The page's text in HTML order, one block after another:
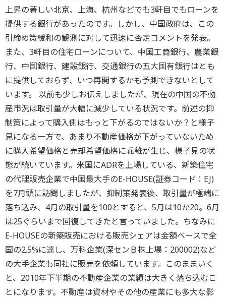
上昇の著しい北京、上海、杭州などでも3軒目でもローンを
提供する銀行があったのです。しかし、中国政府は、この
引締め策緩和の観測に対して迅速に否定コメントを発表。
また、3軒目の住宅ローンについて、中国工商銀行、農業銀
行、中国銀行、建設銀行、交通銀行の五大国有銀行はとも
に提供しておらず、いつ再開するかも予測できないとして
います。 以前も少しお伝えしましたが、現在の中国の不動
産市況は取引量が大幅に減少している状況です。前述の抑
制策によって購入側はもっと下がるのではないか？と様子
見になる一方で、あまり不動産価格が下がっていないため
に購入希望価格と売却希望価格に乖離が生じ、様子見の状
態が続いています。米国にADRを上場している、新築住宅
の代理販売企業で中国最大手のE-HOUSE(証券コード：EJ)
を7月頭に訪問しましたが、抑制策発表後、取引量が極端に
落ち込み、4月の取引量を100とすると、5月は10か20。6月
は25ぐらいまで回復してきたと言っていました。ちなみに
E-HOUSEの新築販売における販売シェアは金額ベースで全
国の2.5%に達し、万科企業(深センＢ株上場：200002)など
の大手企業も同社に販売を依頼しています。このままいく
と、2010年下半期の不動産企業の業績は大きく落ち込むこ
とになります。不動産は資材やその他の産業にも多大な影